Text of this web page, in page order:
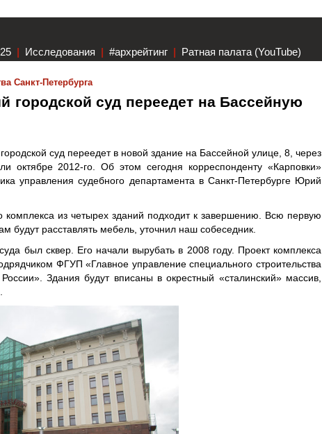
| Исследования | #архрейтинг | Ратная палата (YouTube)
Санкт-Петербурга
городской суд переедет на Бассейную
суд переедет в новой здание на Бассейной улице, 8, через
октябре 2012-го. Об этом сегодня корреспонденту «Карповки»
управления судебного департамента в Санкт-Петербурге Юрий
комплекса из четырех зданий подходит к завершению. Всю первую
будут расставлять мебель, уточнил наш собеседник.
был сквер. Его начали вырубать в 2008 году. Проект комплекса
ФГУП «Главное управление специального строительства
Здания будут вписаны в окрестный «сталинский» массив,